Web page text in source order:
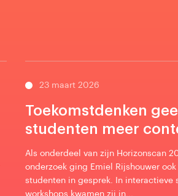
23 maart 2026
Toekomstdenken
studenten meer
Als onderdeel van zijn Horizonscan
onderzoek ging Emiel Rijshouwer
studenten in gesprek. In interactieve
workshops kwamen zij in...